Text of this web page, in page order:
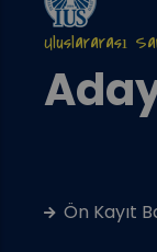
Uluslararası
Ön Kayıt